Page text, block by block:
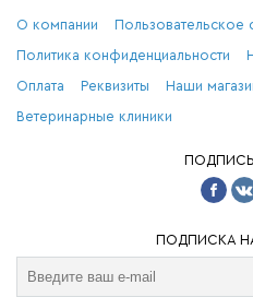
О компании Пользовательское
Политика конфиденциальности
Оплата Реквизиты Наши
Ветеринарные клиники
ПОДПИСКА